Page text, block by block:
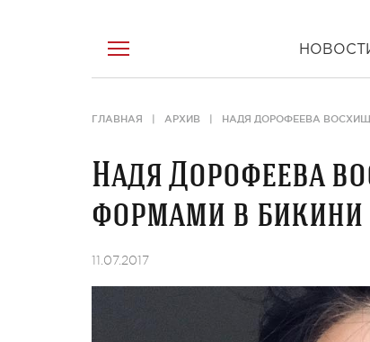
ГЛАВНАЯ АРХИВ НАДЯ ДОРОФЕЕВА
Надя Дорофеева
формами в бикини
11.07.2017